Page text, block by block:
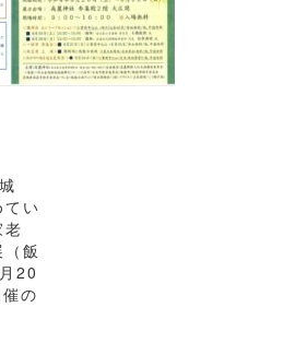
てい
（飯
20
の